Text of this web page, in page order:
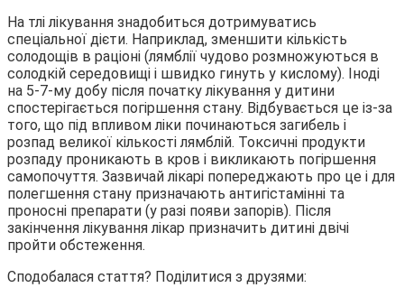
На тлі лікування знадобиться дотримуватись
спеціальної дієти. Наприклад, зменшити кількість
солодощів в раціоні (лямблії чудово розмножуються в
солодкій середовищі і швидко гинуть у кислому). Іноді
на 5-7-му добу після початку лікування у дитини
спостерігається погіршення стану. Відбувається це із-за
того, що під впливом ліки починаються загибель і
розпад великої кількості лямблій. Токсичні продукти
розпаду проникають в кров і викликають погіршення
самопочуття. Зазвичай лікарі попереджають про це і для
полегшення стану призначають антигістамінні та
проносні препарати (у разі появи запорів). Після
закінчення лікування лікар призначить дитині двічі
пройти обстеження.
Сподобалася стаття? Поділитися з друзями: